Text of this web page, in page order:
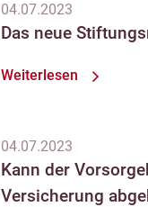
04.07.2023
Das neue
Weiterlesen
04.07.2023
Kann der
Versicherung